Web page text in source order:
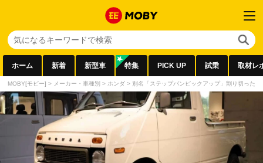
ホーム 新着 新型車 特集 PICK UP 試乗 取材レ
MOBY[モビー] > メーカー・車種別 > ホンダ > 別名「ステップバンピックアップ」割り切った